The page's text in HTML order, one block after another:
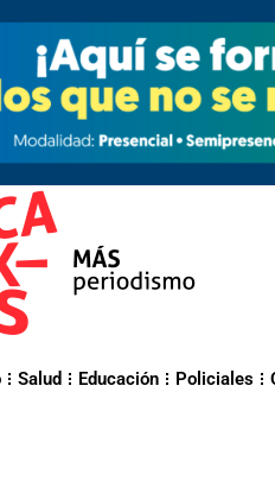
Salud Educación Policiales